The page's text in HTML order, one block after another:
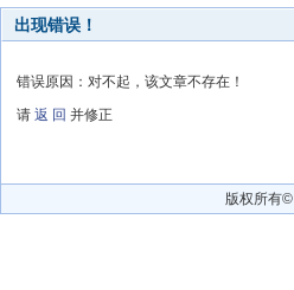
出现错误！
错误原因：对不起，该文章不存在！
请 返 回 并修正
版权所有©